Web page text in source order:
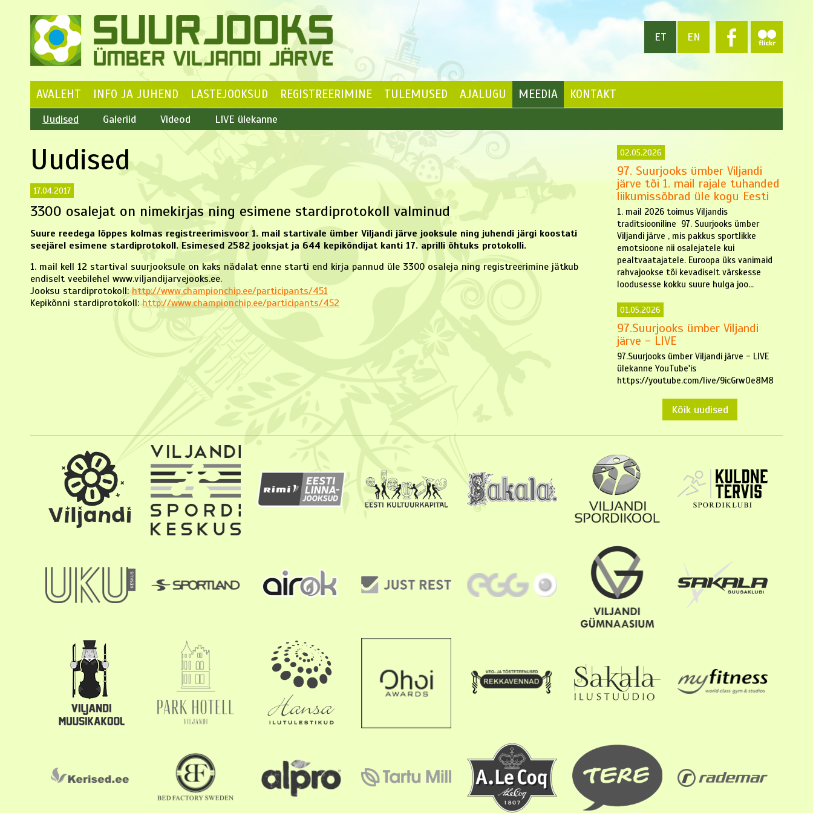
ET EN
AVALEHT INFO JA JUHEND LASTEJOOKSUD REGISTREERIMINE TULEMUSED AJALUGU MEEDIA KONTAKT
Uudised Galeriid Videod LIVE ülekanne
Uudised
17.04.2017
3300 osalejat on nimekirjas ning esimene stardiprotokoll valminud
Suure reedega lõppes kolmas registreerimisvoor 1. mail startivale ümber Viljandi järve jooksule ning juhendi järgi koostati
seejärel esimene stardiprotokoll. Esimesed 2582 jooksjat ja 644 kepikõndijat kanti 17. aprilli õhtuks protokolli.
1. mail kell 12 startival suurjooksule on kaks nädalat enne starti end kirja pannud üle 3300 osaleja ning registreerimine jätkub
endiselt veebilehel www.viljandijarvejooks.ee.
Jooksu stardiprotokoll: http://www.championchip.ee/participants/451
Kepikõnni stardiprotokoll: http://www.championchip.ee/participants/452
02.05.2026
97. Suurjooks ümber Viljandi
järve tõi 1. mail rajale tuhanded
liikumissõbrad üle kogu Eesti
1. mail 2026 toimus Viljandis
traditsiooniline 97. Suurjooks ümber
Viljandi järve , mis pakkus sportlikke
emotsioone nii osalejatele kui
pealtvaatajatele. Euroopa üks vanimaid
rahvajookse tõi kevadiselt värskesse
loodusesse kokku suure hulga joo...
01.05.2026
97.Suurjooks ümber Viljandi
järve - LIVE
97.Suurjooks ümber Viljandi järve - LIVE
ülekanne YouTube'is
https://youtube.com/live/9icGrw0e8M8
Kõik uudised